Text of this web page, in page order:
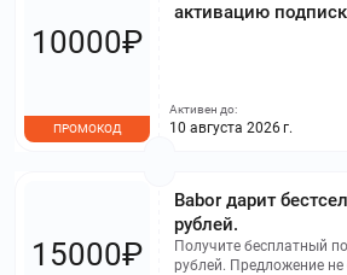
активацию
10000₽
ПРОМОКОД
Активен до:
10 августа 2026 г.
Babor дарит
рублей.
Получите бесплатный
рублей. Предложение
15000₽